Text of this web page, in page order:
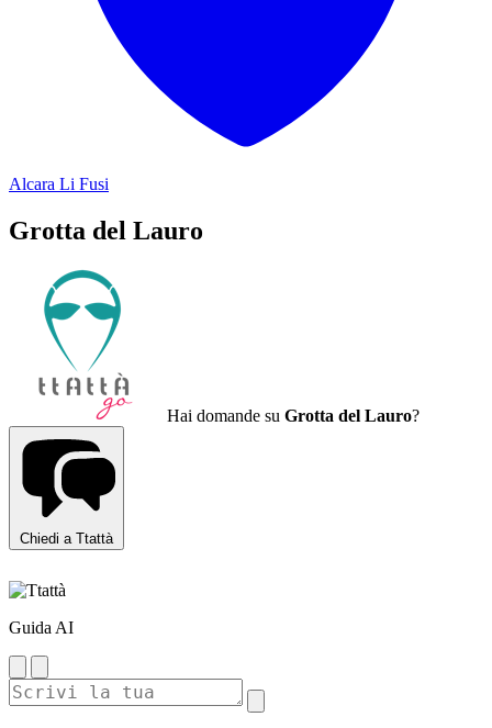
Alcara Li Fusi
Grotta del Lauro
Hai domande su Grotta del Lauro?
Chiedi a Ttattà
Guida AI